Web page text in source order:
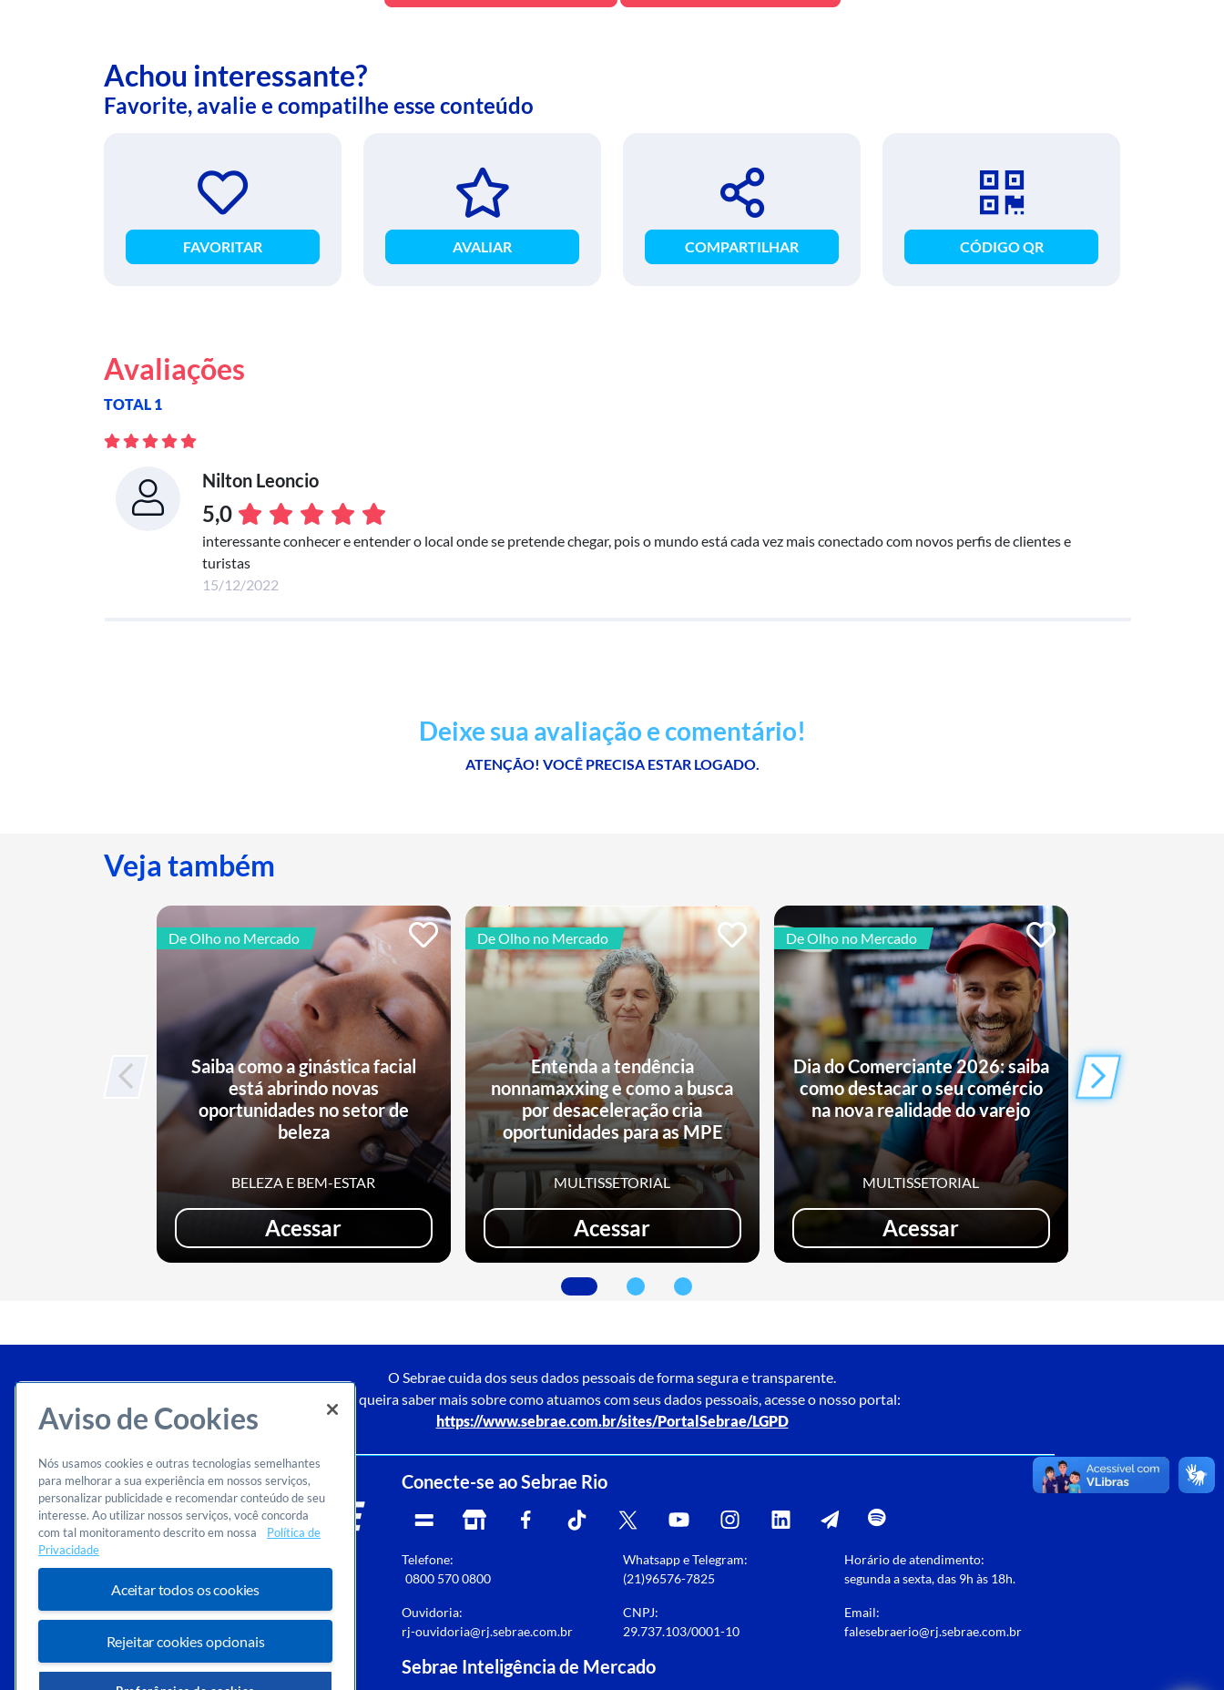
Achou interessante?
Favorite, avalie e compatilhe esse conteúdo
FAVORITAR AVALIAR COMPARTILHAR CÓDIGO QR
Avaliações
TOTAL 1
Nilton Leoncio
5,0
interessante conhecer e entender o local onde se pretende chegar, pois o mundo está cada vez mais conectado com novos perfis de clientes e
turistas
15/12/2022
Deixe sua avaliação e comentário!
ATENÇÃO! VOCÊ PRECISA ESTAR LOGADO.
Veja também
De Olho no Mercado
Saiba como a ginástica facial
está abrindo novas
oportunidades no setor de
beleza
BELEZA E BEM-ESTAR
Acessar
De Olho no Mercado
Entenda a tendência
nonnamaxxing e como a busca
por desaceleração cria
oportunidades para as MPE
MULTISSETORIAL
Acessar
De Olho no Mercado
Dia do Comerciante 2026: saiba
como destacar o seu comércio
na nova realidade do varejo
MULTISSETORIAL
Acessar
O Sebrae cuida dos seus dados pessoais de forma segura e transparente.
Caso queira saber mais sobre como atuamos com seus dados pessoais, acesse o nosso portal:
https://www.sebrae.com.br/sites/PortalSebrae/LGPD
Conecte-se ao Sebrae Rio
Telefone:
0800 570 0800
Whatsapp e Telegram:
(21)96576-7825
Horário de atendimento:
segunda a sexta, das 9h às 18h.
Ouvidoria:
rj-ouvidoria@rj.sebrae.com.br
CNPJ:
29.737.103/0001-10
Email:
falesebraerio@rj.sebrae.com.br
Sebrae Inteligência de Mercado
Aviso de Cookies
Nós usamos cookies e outras tecnologias semelhantes
para melhorar a sua experiência em nossos serviços,
personalizar publicidade e recomendar conteúdo de seu
interesse. Ao utilizar nossos serviços, você concorda
com tal monitoramento descrito em nossa
Política de
Privacidade
Aceitar todos os cookies
Rejeitar cookies opcionais